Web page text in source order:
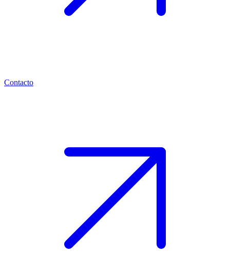
Contacto